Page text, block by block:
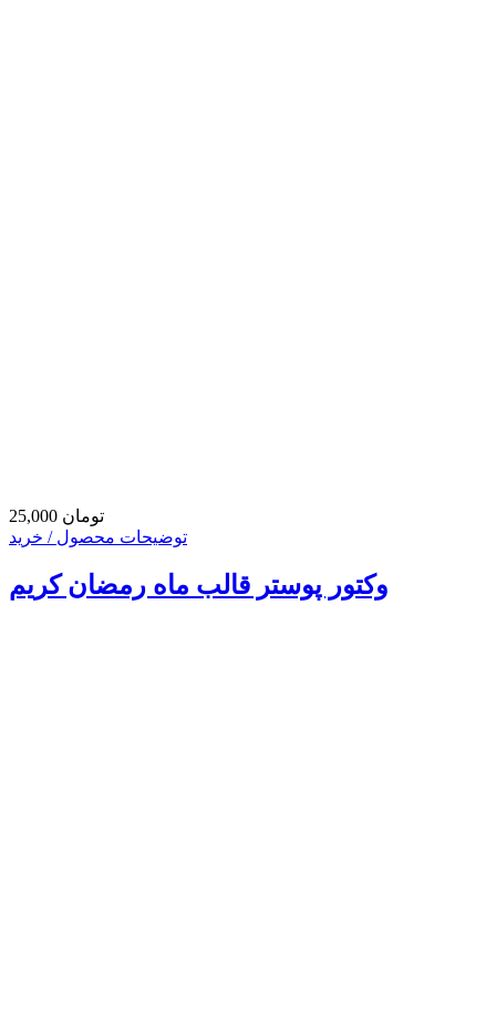
25,000 تومان
توضیحات محصول / خرید
وکتور پوستر قالب ماه رمضان کریم